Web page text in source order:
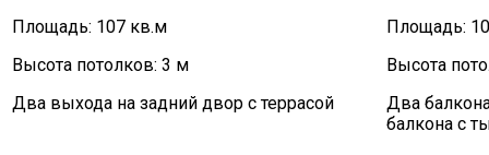
Площадь: 107 кв.м
Высота потолков: 3 м
Два выхода на задний двор с террасой
Площадь:
Высота
Два
балкона с